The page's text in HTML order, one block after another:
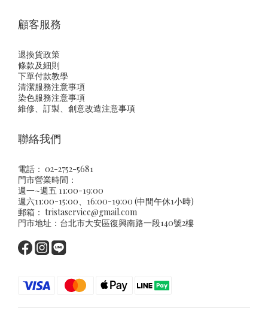
顧客服務
退換貨政策
條款及細則
下單付款教學
清潔服務注意事項
染色服務注意事項
維修、訂製、創意改造注意事項
聯絡我們
電話： 02-2752-5681
門市營業時間：
週一~週五 11:00-19:00
週六11:00-15:00、16:00-19:00 (中間午休1小時)
郵箱： tristaservice@gmail.com
門市地址：台北市大安區復興南路一段140號2樓